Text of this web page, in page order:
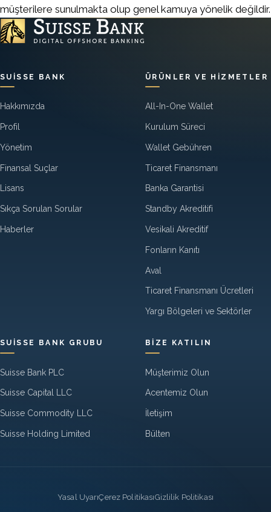
müşterilere sunulmakta olup genel kamuya yönelik değildir.
SUISSE BANK
Hakkımızda
Profil
Yönetim
Finansal Suçlar
Lisans
Sıkça Sorulan Sorular
Haberler
ÜRÜNLER VE HIZMETLER
All-In-One Wallet
Kurulum Süreci
Wallet Gebühren
Ticaret Finansmanı
Banka Garantisi
Standby Akreditifi
Vesikali Akreditif
Fonların Kanıtı
Aval
Ticaret Finansmanı Ücretleri
Yargı Bölgeleri ve Sektörler
SUISSE BANK GRUBU
Suisse Bank PLC
Suisse Capital LLC
Suisse Commodity LLC
Suisse Holding Limited
BIZE KATILIN
Müşterimiz Olun
Acentemiz Olun
İletişim
Bülten
Legal
Yasal UyarıÇerez PolitikasıGizlilik Politikası